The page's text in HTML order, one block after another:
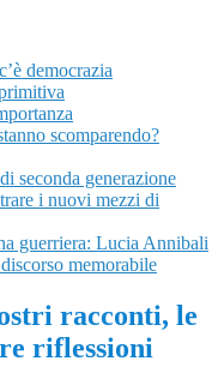
democrazia
scomparendo?
seconda generazione
i nuovi mezzi di
guerriera: Lucia Annibali
memorabile
racconti, le
riflessioni